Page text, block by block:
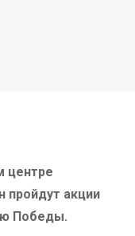
центре
пройдут акции
Победы.